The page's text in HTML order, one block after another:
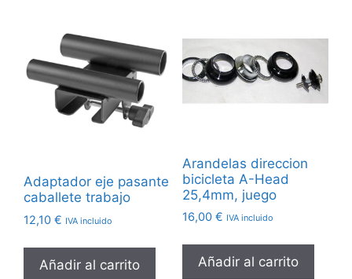
Adaptador eje pasante
caballete trabajo
12,10 € IVA incluido
Añadir al carrito
Arandelas direccion
bicicleta A-Head
25,4mm, juego
16,00 € IVA incluido
Añadir al carrito